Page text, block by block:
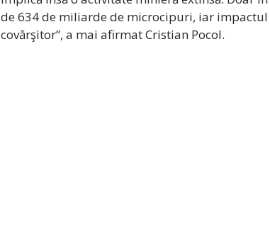
de 634 de miliarde de microcipuri, iar
covărşitor”, a mai afirmat Cristian Pocol.